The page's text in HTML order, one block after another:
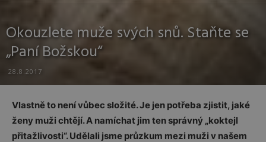
Okouzlete muže svých snů. Staňte se
„Paní Božskou“
28.8.2017
Vlastně to není vůbec složité. Je jen potřeba zjistit, jaké
ženy muži chtějí. A namíchat jim ten správný „koktejl
přitažlivosti“. Udělali jsme průzkum mezi muži v našem